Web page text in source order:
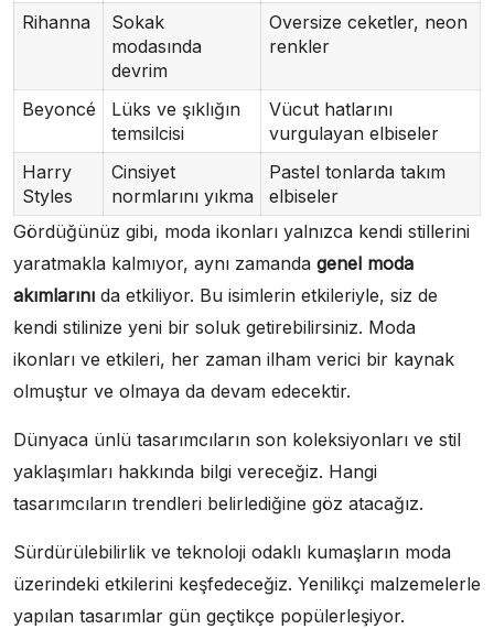
Rihanna
Sokak
modasında
devrim
Oversize ceketler, neon
renkler
Beyoncé
Lüks ve şıklığın
temsilcisi
Vücut hatlarını
vurgulayan elbiseler
Harry
Styles
Cinsiyet
normlarını yıkma
Pastel tonlarda takım
elbiseler
Gördüğünüz gibi, moda ikonları yalnızca kendi stillerini
yaratmakla kalmıyor, aynı zamanda genel moda
akımlarını da etkiliyor. Bu isimlerin etkileriyle, siz de
kendi stilinize yeni bir soluk getirebilirsiniz. Moda
ikonları ve etkileri, her zaman ilham verici bir kaynak
olmuştur ve olmaya da devam edecektir.
Dünyaca ünlü tasarımcıların son koleksiyonları ve stil
yaklaşımları hakkında bilgi vereceğiz. Hangi
tasarımcıların trendleri belirlediğine göz atacağız.
Sürdürülebilirlik ve teknoloji odaklı kumaşların moda
üzerindeki etkilerini keşfedeceğiz. Yenilikçi malzemelerle
yapılan tasarımlar gün geçtikçe popülerleşiyor.